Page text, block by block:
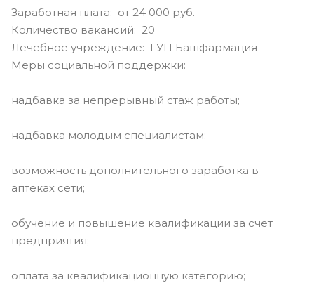
Заработная плата: от 24 000 руб.
Количество вакансий: 20
Лечебное учреждение: ГУП Башфармация
Меры социальной поддержки:
надбавка за непрерывный стаж работы;
надбавка молодым специалистам;
возможность дополнительного заработка в
аптеках сети;
обучение и повышение квалификации за счет
предприятия;
оплата за квалификационную категорию;